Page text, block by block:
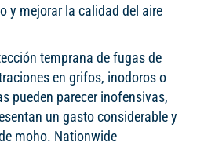
y mejorar la calidad del aire
temprana de fugas de
en grifos, inodoros o
pueden parecer inofensivas,
un gasto considerable y
moho. Nationwide